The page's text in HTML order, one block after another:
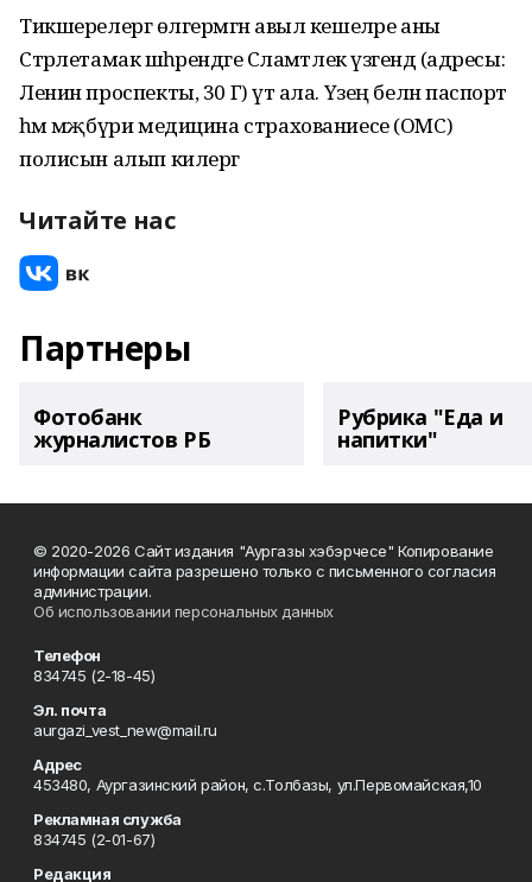
Тикшерелергә өлгермәгән авыл кешеләре аны
Стәрлетамак шәһәрендәге Сәламәтлек үзәгендә (адресы:
Ленин проспекты, 30 Г) үтә ала. Үзең белән паспорт
һәм мәҗбүри медицина страхованиесе (ОМС)
полисын алып килергә
Читайте нас
Партнеры
Фотобанк
журналистов РБ
Рубрика "Еда и
напитки"
© 2020-2026 Сайт издания "Аургазы хэбэрчесе" Копирование
информации сайта разрешено только с письменного согласия
администрации.
Об использовании персональных данных
Телефон
834745 (2-18-45)
Эл. почта
aurgazi_vest_new@mail.ru
Адрес
453480, Аургазинский район, с.Толбазы, ул.Первомайская,10
Рекламная служба
834745 (2-01-67)
Редакция